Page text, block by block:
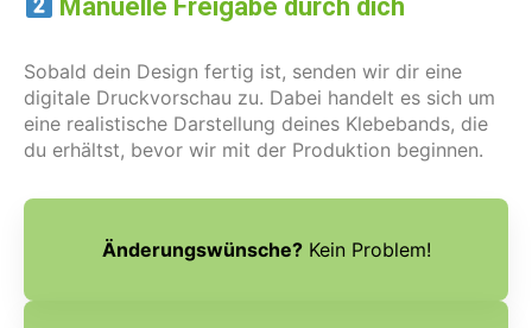
Manuelle Freigabe durch dich
Sobald dein Design fertig ist, senden wir dir eine
digitale Druckvorschau zu. Dabei handelt es sich um
eine realistische Darstellung deines Klebebands, die
du erhältst, bevor wir mit der Produktion beginnen.
Änderungswünsche?Kein Problem!